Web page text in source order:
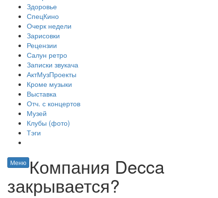
Здоровье
СпецКино
Очерк недели
Зарисовки
Рецензии
Салун ретро
Записки звукача
АктМузПроекты
Кроме музыки
Выставка
Отч. с концертов
Музей
Клубы (фото)
Тэги
Меню Компания Decca
закрывается?